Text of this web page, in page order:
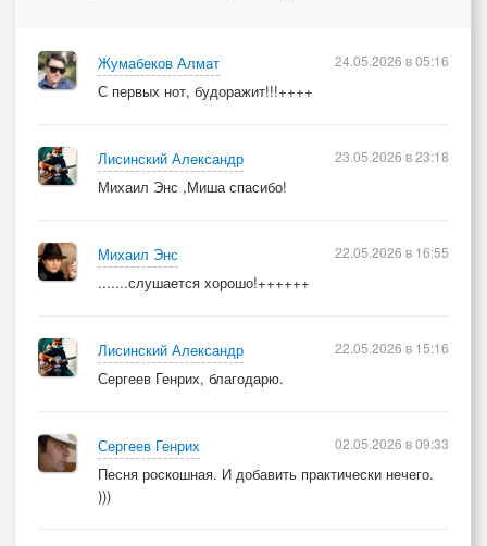
Жумабеков Алмат
С первых нот, будоражит!!!++++
24.05.2026 в 05:16
Лисинский Александр
Михаил Энс ,Миша спасибо!
23.05.2026 в 23:18
Михаил Энс
.......слушается хорошо!++++++
22.05.2026 в 16:55
Лисинский Александр
Сергеев Генрих, благодарю.
22.05.2026 в 15:16
Сергеев Генрих
Песня роскошная. И добавить практически нечего.
)))
02.05.2026 в 09:33